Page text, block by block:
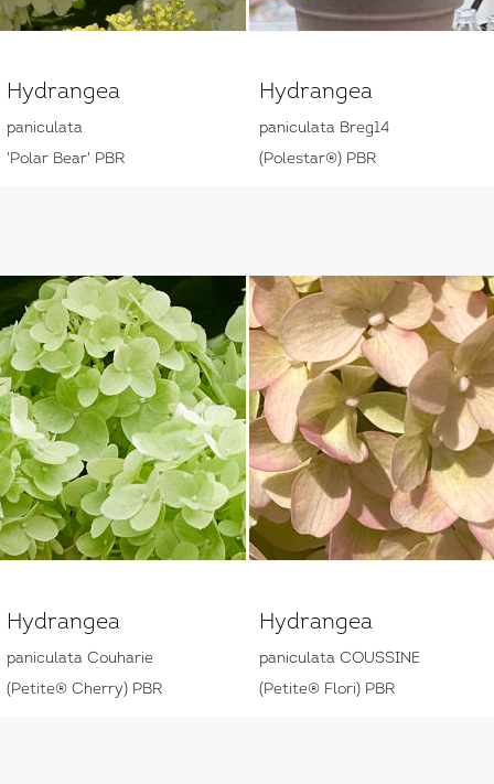
Hydrangea
paniculata
'Polar Bear' PBR
Hydrangea
paniculata Breg14
(Polestar®) PBR
Hydrangea
paniculata Couharie
(Petite® Cherry) PBR
Hydrangea
paniculata COUSSINE
(Petite® Flori) PBR